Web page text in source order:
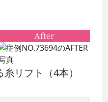
リフト（4本）
After